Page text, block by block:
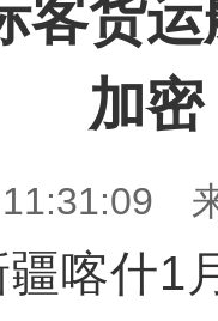
客货
加密
什1